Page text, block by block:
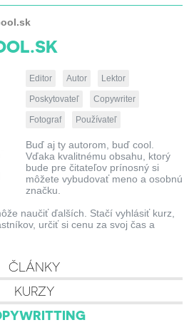
Editor Autor Lektor
Poskytovateľ Copywriter
Fotograf Používateľ
Buď aj ty autorom, buď cool.
Vďaka kvalitnému obsahu, ktorý
bude pre čitateľov prínosný si
môžete vybudovať meno a osobnú
značku.
naučiť ďalších. Stačí vyhlásiť kurz,
určiť si cenu za svoj čas a
ČLÁNKY
KURZY